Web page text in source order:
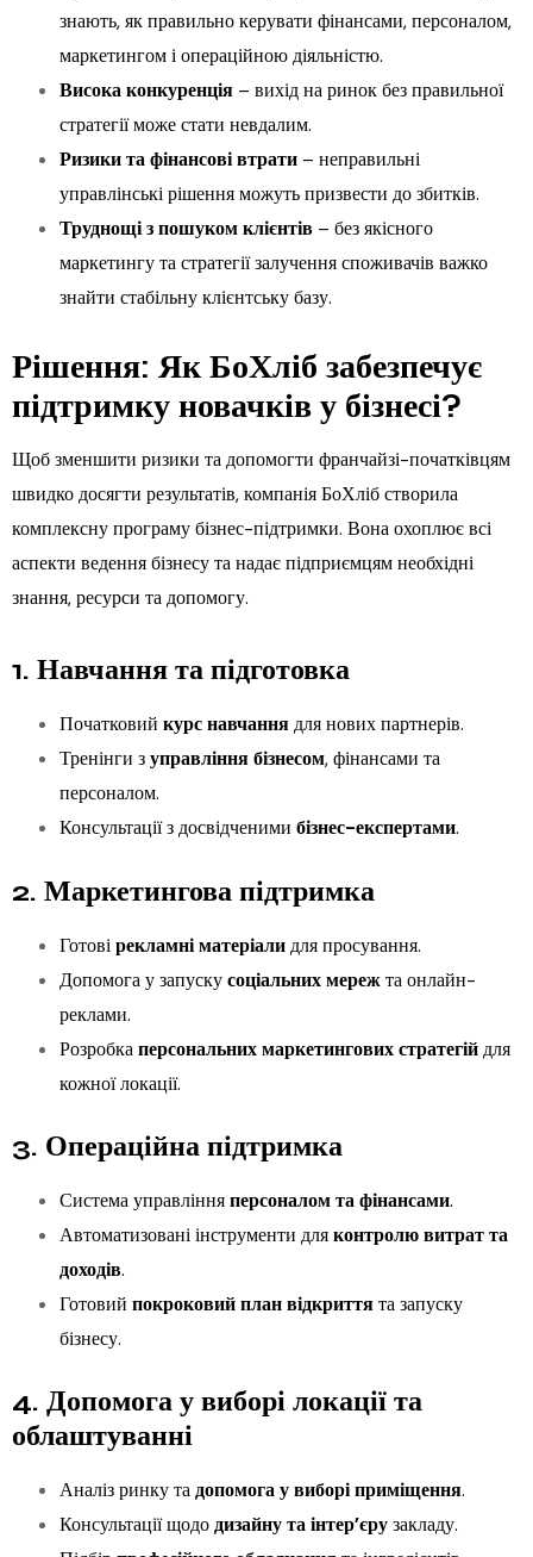
знають, як правильно керувати фінансами, персоналом,
маркетингом і операційною діяльністю.
Висока конкуренція – вихід на ринок без правильної
стратегії може стати невдалим.
Ризики та фінансові втрати – неправильні
управлінські рішення можуть призвести до збитків.
Труднощі з пошуком клієнтів – без якісного
маркетингу та стратегії залучення споживачів важко
знайти стабільну клієнтську базу.
Рішення: Як БоХліб забезпечує
підтримку новачків у бізнесі?
Щоб зменшити ризики та допомогти франчайзі-початківцям
швидко досягти результатів, компанія БоХліб створила
комплексну програму бізнес-підтримки. Вона охоплює всі
аспекти ведення бізнесу та надає підприємцям необхідні
знання, ресурси та допомогу.
1. Навчання та підготовка
Початковий курс навчаннядля нових партнерів.
Тренінги зуправління бізнесом, фінансами та
персоналом.
Консультації з досвідченими бізнес-експертами.
2. Маркетингова підтримка
Готовірекламні матеріалидля просування.
Допомога у запускусоціальних мережта онлайн-
реклами.
Розробкаперсональних маркетингових стратегійдля
кожної локації.
3. Операційна підтримка
Система управлінняперсоналом та фінансами.
Автоматизовані інструменти дляконтролю витрат та
доходів.
Готовий покроковий план відкриттята запуску
бізнесу.
4. Допомога у виборі локації та
облаштуванні
Аналіз ринку тадопомога у виборі приміщення.
Консультації щододизайну та інтер’єрузакладу.